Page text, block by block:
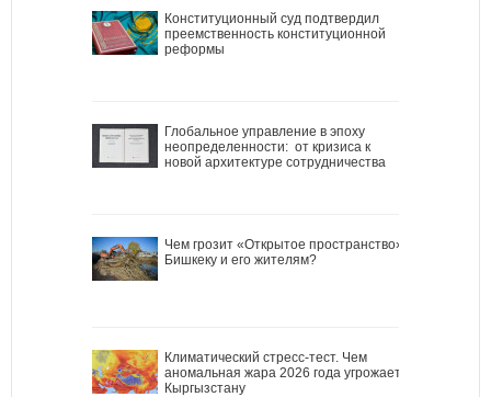
Конституционный суд подтвердил
преемственность конституционной
реформы
Глобальное управление в эпоху
неопределенности: от кризиса к
новой архитектуре сотрудничества
Чем грозит «Открытое пространство»
Бишкеку и его жителям?
Климатический стресс-тест. Чем
аномальная жара 2026 года угрожает
Кыргызстану